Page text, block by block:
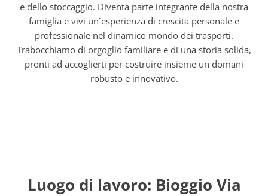
e dello stoccaggio. Diventa parte integrante della nostra
famiglia e vivi un`esperienza di crescita personale e
professionale nel dinamico mondo dei trasporti.
Trabocchiamo di orgoglio familiare e di una storia solida,
pronti ad accoglierti per costruire insieme un domani
robusto e innovativo.
Luogo di lavoro: Bioggio Via